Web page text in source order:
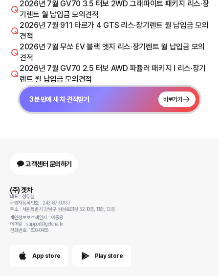
2026년 7월 GV70 3.5 터보 2WD 그래파이트 패키지 리스·장
기렌트 월 납입금 모의견적
2026년 7월 911 타르가 4 GTS 리스·장기렌트 월 납입금 모의
견적
2026년 7월 무쏘 EV 블랙 엣지 리스·장기렌트 월 납입금 모의
견적
2026년 7월 GV70 2.5 터보 AWD 파퓰러 패키지 I 리스·장기
렌트 월 납입금 모의견적
3분 만에 새 차 견적받기 바로가기
고객센터 문의하기
(주) 겟차
대표 : 정유철
사업자등록번호 : 243-87-00137
주소 : 서울특별시 강남구 삼성로91길 32 10층, 11층, 12층
개인정보보호책임자 : 이동용
이메일 : support@getcha.kr
전화번호: 1800-0456
App store Play store